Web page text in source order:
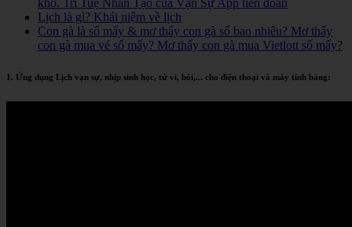
khó. Trí Tuệ Nhân Tạo của Vạn Sự App tiên đoán
Lịch là gì? Khái niệm về lịch
Con gà là số mấy & mơ thấy con gà số bao nhiêu? Mơ thấy
con gà mua vé số mấy? Mơ thấy con gà mua Vietlott số mấy?
1. Ứng dụng Lịch vạn sự, nhịp sinh học, tử vi, bói,... cho điện thoại và máy tính bảng: